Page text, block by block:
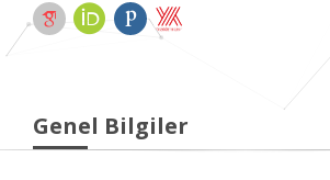
Genel Bilgiler